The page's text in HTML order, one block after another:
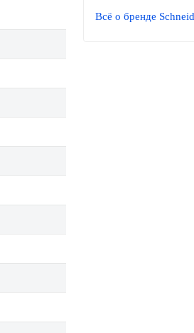
Всё о бренде